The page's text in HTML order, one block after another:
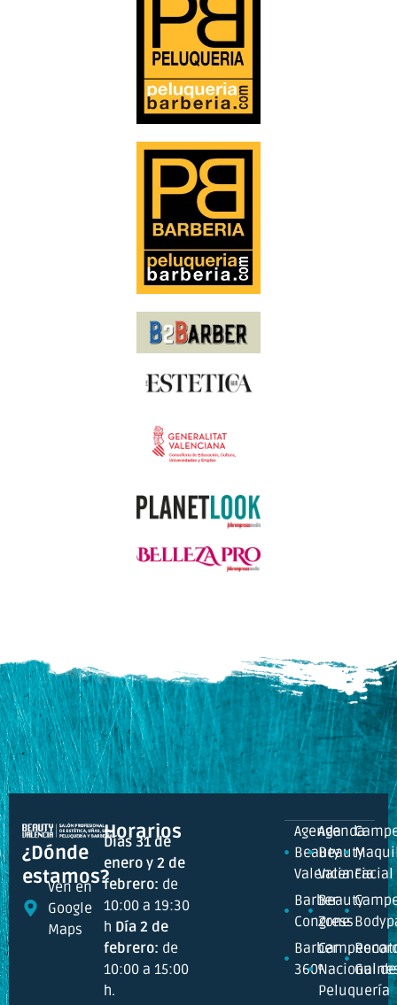
¿Dónde
estamos?
Ven en
Google
Maps
Horarios
Días 31 de
enero y 2 de
febrero: de
10:00 a 19:30
h Día 2 de
febrero: de
10:00 a 15:00
h.
Agenda
Beauty
Valencia
Barber
Congress
Barber
360º
Agenda
Beauty
Valencia
Beauty
Zone
Nacional de
Peluquería
Facial